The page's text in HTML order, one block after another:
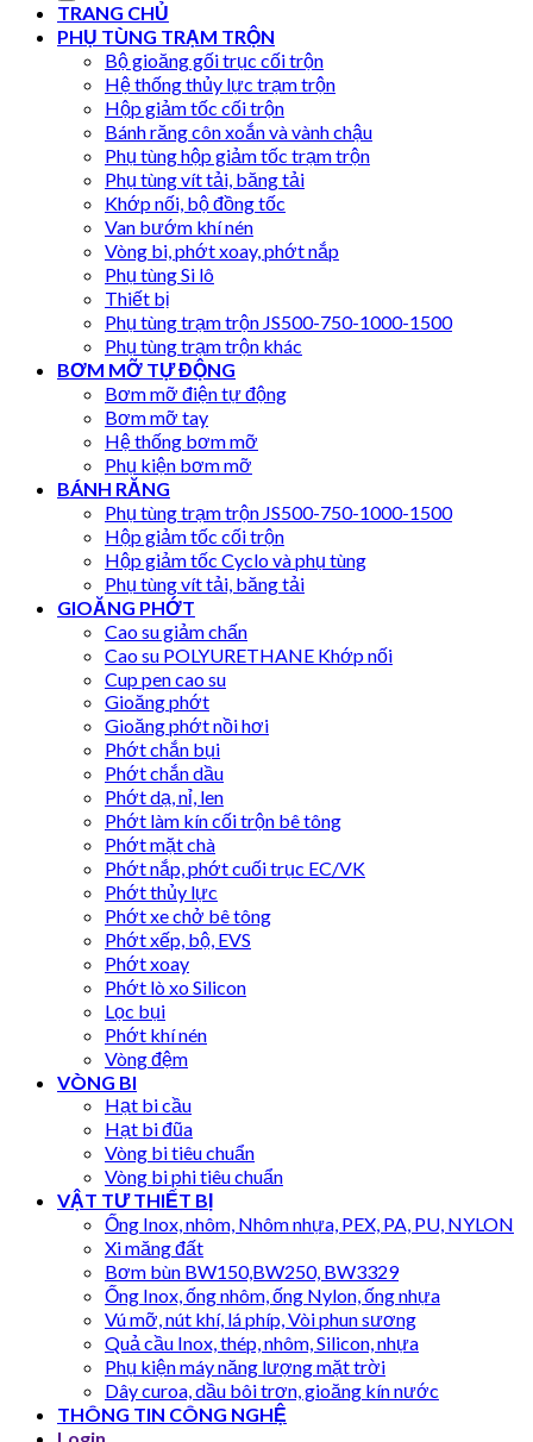
TRANG CHỦ
PHỤ TÙNG TRẠM TRỘN
Bộ gioăng gối trục cối trộn
Hệ thống thủy lực trạm trộn
Hộp giảm tốc cối trộn
Bánh răng côn xoắn và vành chậu
Phụ tùng hộp giảm tốc trạm trộn
Phụ tùng vít tải, băng tải
Khớp nối, bộ đồng tốc
Van bướm khí nén
Vòng bi, phớt xoay, phớt nắp
Phụ tùng Si lô
Thiết bị
Phụ tùng trạm trộn JS500-750-1000-1500
Phụ tùng trạm trộn khác
BƠM MỠ TỰ ĐỘNG
Bơm mỡ điện tự động
Bơm mỡ tay
Hệ thống bơm mỡ
Phụ kiện bơm mỡ
BÁNH RĂNG
Phụ tùng trạm trộn JS500-750-1000-1500
Hộp giảm tốc cối trộn
Hộp giảm tốc Cyclo và phụ tùng
Phụ tùng vít tải, băng tải
GIOĂNG PHỚT
Cao su giảm chấn
Cao su POLYURETHANE Khớp nối
Cup pen cao su
Gioăng phớt
Gioăng phớt nồi hơi
Phớt chắn bụi
Phớt chắn dầu
Phớt dạ, nỉ, len
Phớt làm kín cối trộn bê tông
Phớt mặt chà
Phớt nắp, phớt cuối trục EC/VK
Phớt thủy lực
Phớt xe chở bê tông
Phớt xếp, bộ, EVS
Phớt xoay
Phớt lò xo Silicon
Lọc bụi
Phớt khí nén
Vòng đệm
VÒNG BI
Hạt bi cầu
Hạt bi đũa
Vòng bi tiêu chuẩn
Vòng bi phi tiêu chuẩn
VẬT TƯ THIẾT BỊ
Ống Inox, nhôm, Nhôm nhựa, PEX, PA, PU, NYLON
Xi măng đất
Bơm bùn BW150,BW250, BW3329
Ống Inox, ống nhôm, ống Nylon, ống nhựa
Vú mỡ, nút khí, lá phíp, Vòi phun sương
Quả cầu Inox, thép, nhôm, Silicon, nhựa
Phụ kiện máy năng lượng mặt trời
Dây curoa, dầu bôi trơn, gioăng kín nước
THÔNG TIN CÔNG NGHỆ